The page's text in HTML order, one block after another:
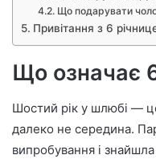
Що подарувати
Привітання з 6
Що означає
Шостий рік у шлюбі —
далеко не середина.
випробування і